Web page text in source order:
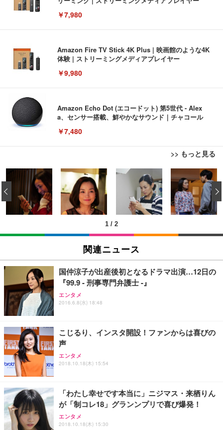
￥7,980
Amazon Fire TV Stick 4K Plus | 映画館のような4K
体験 | ストリーミングメディアプレイヤー
￥9,980
Amazon Echo Dot (エコードット) 第5世代 - Alex
a、センサー搭載、鮮やかなサウンド｜チャコール
￥7,480
>> もっと見る
[EdoErgo] オフィスチェア 椅子 テレワーク 疲れな
い 跳ね上げ式アームレスト コンパクト 約105度ロッ
キング pc 事務椅子 360度回転 座面昇降 強化ナイロ
ン樹脂ベース 通気性メッシュ 在宅ワーク H-WY01
(黒網+黒枠+黒足)
￥5,699
SIHOO B100 オフィスチェア／デスクチェア メッシ
ュチェア 人間工学 疲れない ブラック
￥27,999
Sezlife オフィスチェア デスクチェア 疲れない テレ
ワーク チェア 強化バックレスト 30度ロッキング機
能 人間工学 椅子 腰サポート 90度跳ね上げ式アーム
務用 おしゃれ パソコンチェア (ブラック)
Sezlife オフィスチェア デスクチェア 疲れない テレ
ワーク チェア 強化バックレスト 30度ロッキング機
能 人間工学 椅子 腰サポート 90度跳ね上げ式アーム
務用 おしゃれ パソコンチェア (ホワイト)
ANDWINT オフィスチェア デスクチェア 肘なし メ
ッシュ 通気性 ランバーサポート付き 腰サポート ガ
ス圧無段階昇降 360度回転 キャスター付き コンパク
EIZO ビジネス向けプレミアムモニター | FlexScan
EV3240X-WT | 31.5型4K UHD・USB Type-C・ホワ
イト
￥105,595
EIZO ビジネス向けプレミアムモニター | FlexScan
￥109,572
【純正品】27"ゲーミングモニター DualSense 充電
フック付き（CFI-ZDM1J）
【整備済み品】Dell E2724HS 27インチ 液晶モニタ
ー フルHD（1920×1080）VA 非光沢 HDMI/DisplayP
ort/VGA スピーカー内蔵 高さ調整 スイベル VESA対
【MiniLED/24.5inch/280Hz/FHD】GRAPHT THE S
HOOTER Gaming Monitor 24” Essential ゲーミン
グモニター QD 24.5インチ 1ms FHD 量子ドット 残
Amazonベーシック ペットシーツ 薄型 レギュラー 1
回使い捨て 無香料 ホワイト 300枚
￥3,373
Amazonベーシック ペットシーツ 厚型 ワイド 42枚
x2袋(84枚) ホワイト(吸収面:ライトブルー)
￥3,234
ネオ・ルーライフ ネオ・オムツ L 中型犬用 26枚入
り 単品
Smart Basic(スマートベーシック) 【Amazon.co.jp
限定】 Smart Basic アイリスオーヤマ ペットシーツ
超厚型 お徳用 ワイド 100枚入 (x 1) (ケース販売)
アイリスオーヤマ ペットシーツ 超厚型 お徳用 レギ
ュラー 200枚入【Amazon.co.jp限定】
1 / 2
‹
関連ニュース
国仲涼子が出産後初となるドラマ出演…12日の
『99.9 - 刑事専門弁護士 -』
エンタメ
2016.6.8(水) 18:48
こじるり、インスタ開設！ファンからは喜びの
声
エンタメ
2018.10.18(木) 15:54
「わたし幸せです本当に」ニジマス・来栖りん
が「制コレ18」グランンプリで喜び爆発！
エンタメ
2018.10.18(木) 15:30